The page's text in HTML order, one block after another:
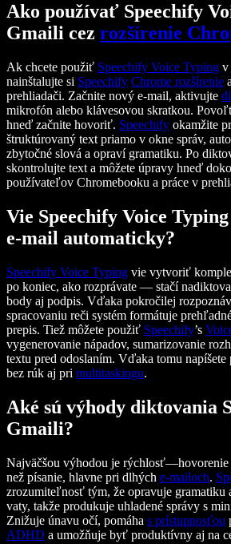
Ako používať Speechify
Gmaili cez rozšírenie
Ak chcete použiť Speechify Voice Typing v
nainštalujte si Speechify Chrome rozšírenie
prehliadači. Začnite nový e-mail, aktivujte
mikrofón alebo klávesovou skratkou.
hneď začnite hovoriť. Speechify okamžite
štruktúrovaný text priamo v okne správ,
zbytočné slová a opraví gramatiku. Po
skontrolujte text a môžete úpravy hneď
používateľov Chromebooku a práce v
Vie Speechify Voice
e-mail automaticky?
Speechify Voice Typing vie vytvoriť
po koniec, ako rozprávate — stačí
body aj podpis. Vďaka pokročilej
spracovaniu reči systém formátuje
prepis. Tiež môžete použiť Speechify’s
vygenerovanie nápadov, sumarizovanie
textu pred odoslaním. Vďaka tomu napíšete
bez rúk aj pri multitaskingu.
Aké sú výhody diktovania
Gmaili?
Najväčšou výhodou je rýchlosť—hovorenie
než písanie, hlavne pri dlhých e-mailoch.
zrozumiteľnosť tým, že opravuje gramatiku
vaty, takže produkuje uhladené správy s
Znižuje únavu očí, pomáha s prístupnosťou
ADHD a umožňuje byť produktívny aj na